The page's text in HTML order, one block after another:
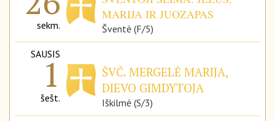
sekm.
MARIJA IR JUOZAPAS
Šventė (F/5)
SAUSIS
1
šešt.
ŠVČ. MERGELĖ MARIJA,
DIEVO GIMDYTOJA
Iškilmė (S/3)